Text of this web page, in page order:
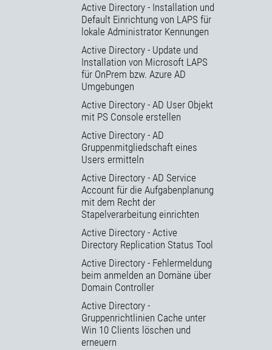
Active Directory - Installation und
Default Einrichtung von LAPS für
lokale Administrator Kennungen
Active Directory - Update und
Installation von Microsoft LAPS
für OnPrem bzw. Azure AD
Umgebungen
Active Directory - AD User Objekt
mit PS Console erstellen
Active Directory - AD
Gruppenmitgliedschaft eines
Users ermitteln
Active Directory - AD Service
Account für die Aufgabenplanung
mit dem Recht der
Stapelverarbeitung einrichten
Active Directory - Active
Directory Replication Status Tool
Active Directory - Fehlermeldung
beim anmelden an Domäne über
Domain Controller
Active Directory -
Gruppenrichtlinien Cache unter
Win 10 Clients löschen und
erneuern